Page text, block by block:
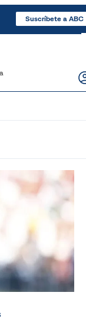
Suscríbete a ABC